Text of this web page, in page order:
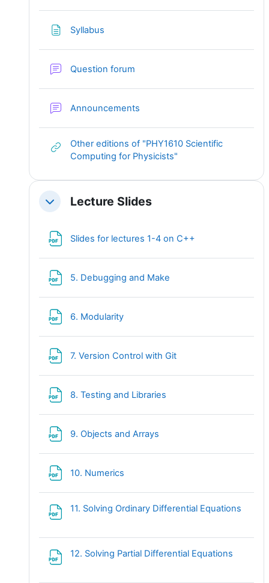
Syllabus
Question forum
Announcements
Other editions of "PHY1610 Scientific
Computing for Physicists"
ReplierLecture Slides
Slides for lectures 1-4 on C++
5. Debugging and Make
6. Modularity
7. Version Control with Git
8. Testing and Libraries
9. Objects and Arrays
10. Numerics
11. Solving Ordinary Differential Equations
12. Solving Partial Differential Equations